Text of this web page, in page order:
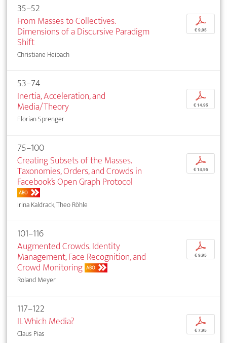
35–52
From Masses to Collectives.
Dimensions of a Discursive Paradigm
Shift
Christiane Heibach
p
€ 9,95
53–74
Inertia, Acceleration, and
Media/Theory
Florian Sprenger
p
€ 14,95
75–100
Creating Subsets of the Masses.
Taxonomies, Orders, and Crowds in
Facebook’s Open Graph Protocol
ABO
Irina Kaldrack, Theo Röhle
p
€ 14,95
101–116
Augmented Crowds. Identity
Management, Face Recognition, and
Crowd Monitoring ABO
Roland Meyer
p
€ 9,95
117–122
II. Which Media?
Claus Pias
p
€ 7,95